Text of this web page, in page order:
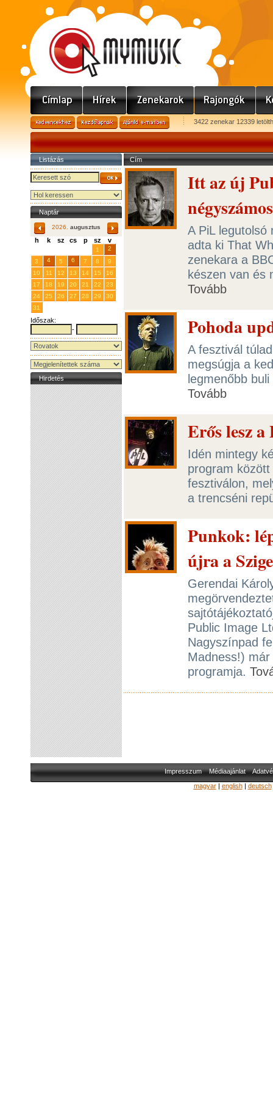
3422 zenekar 12339
Listázás
Naptár
2026. augusztus
h k sz cs p sz v
1
2
3
4 5 6 7 8
9
10
11 12 13 14 15
16
17
18 19 20 21 22
23
24
25 26 27 28 29
30
31
Időszak:
-
Hirdetés
Cím
Itt az új
A PiL legutolsó
adta ki That
zenekara a
készen van és
Tovább
Pohoda
A fesztivál
megsúgja a
legmenőbb
Tovább
Erős lesz a
Idén mintegy
program
fesztiválon,
a trencséni
Punkok:
újra a
Gerendai
Public Image
Nagyszínpad
Madness!)
programja.
Impresszum Médiaajánlat
magyar| english| deutsch